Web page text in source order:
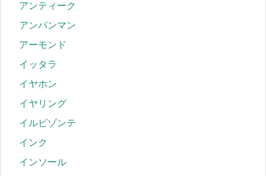
アンティーク
アンパンマン
アーモンド
イッタラ
イヤホン
イヤリング
イルビゾンテ
インク
インソール